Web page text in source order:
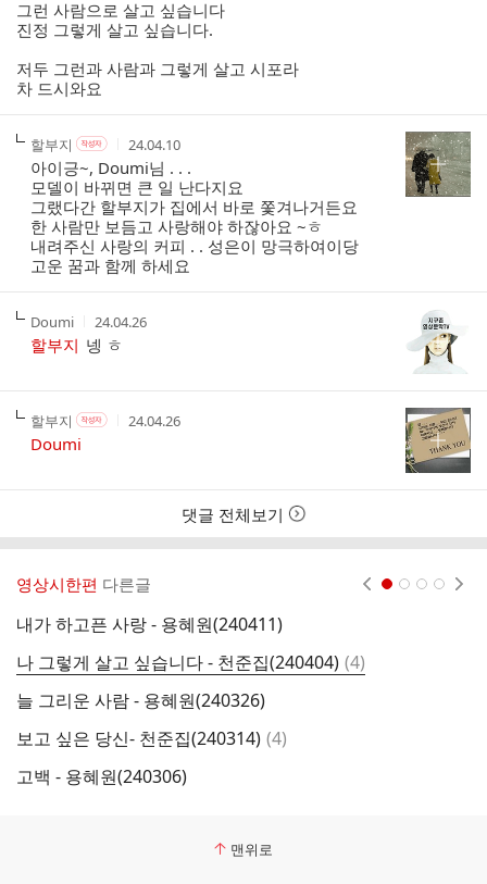
그런 사람으로 살고 싶습니다
진정 그렇게 살고 싶습니다.
저두 그런과 사람과 그렇게 살고 시포라
차 드시와요
작
성
자
할부지 작
성
자
본
인
여
부
작
성
자
작
성
시
간
24.04.10
아이긍~, Doumi님 . . .
모델이 바뀌면 큰 일 난다지요
그랬다간 할부지가 집에서 바로 쫓겨나거든요
한 사람만 보듬고 사랑해야 하잖아요 ~ㅎ
내려주신 사랑의 커피 . . 성은이 망극하여이당
고운 꿈과 함께 하세요
작
성
자
Doumi
작
성
시
24.04.26
할부지 넹 ㅎ
작
성
자
할부지 작
성
자
인
작
성
자
작
24.04.26
Doumi
댓글 전체보기
영상시한편 다른글
내가 하고픈 사랑 - 용혜원(240411)
나 그렇게 살고 싶습니다 - 천준집(240404) 댓
글
(4)
늘 그리운 사람 - 용혜원(240326)
보고 싶은 당신- 천준집(240314) 댓
(4)
고백 - 용혜원(240306)
맨위로